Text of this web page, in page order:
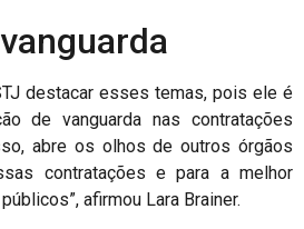
destacar esses temas, pois ele é
de vanguarda nas contratações
abre os olhos de outros órgãos
contratações e para a melhor
afirmou Lara Brainer.